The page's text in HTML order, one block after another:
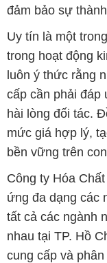
đảm bảo sự
Uy tín là một
trong hoạt động
luôn ý thức rằng
cấp cần phải đáp
hài lòng đối tác.
mức giá hợp lý,
bền vững trên
Công ty Hóa
ứng đa dạng các
tất cả các ngành
nhau tại TP. Hồ
cung cấp và